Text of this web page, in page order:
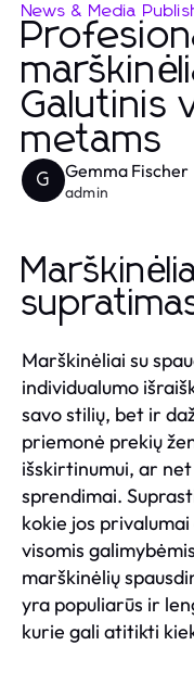
News & Media
Galutinis
metams
G Gemma Fischer
admin
Marškinėliai su
individualumo
savo stilių, bet ir
priemonė prekių
išskirtinumui, ar
sprendimai.
kokie jos
visomis
marškinėlių
yra populiarūs ir
kurie gali atitikti